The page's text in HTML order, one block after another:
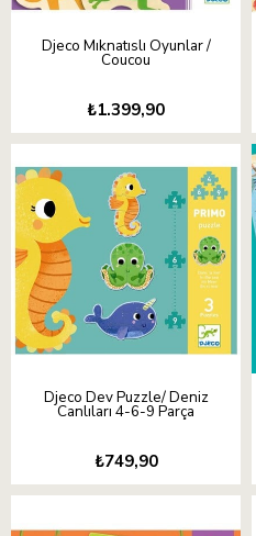
Djeco Mıknatıslı Oyunlar /
Coucou
₺1.399,90
Djeco Dev Puzzle/ Deniz
Canlıları 4-6-9 Parça
₺749,90